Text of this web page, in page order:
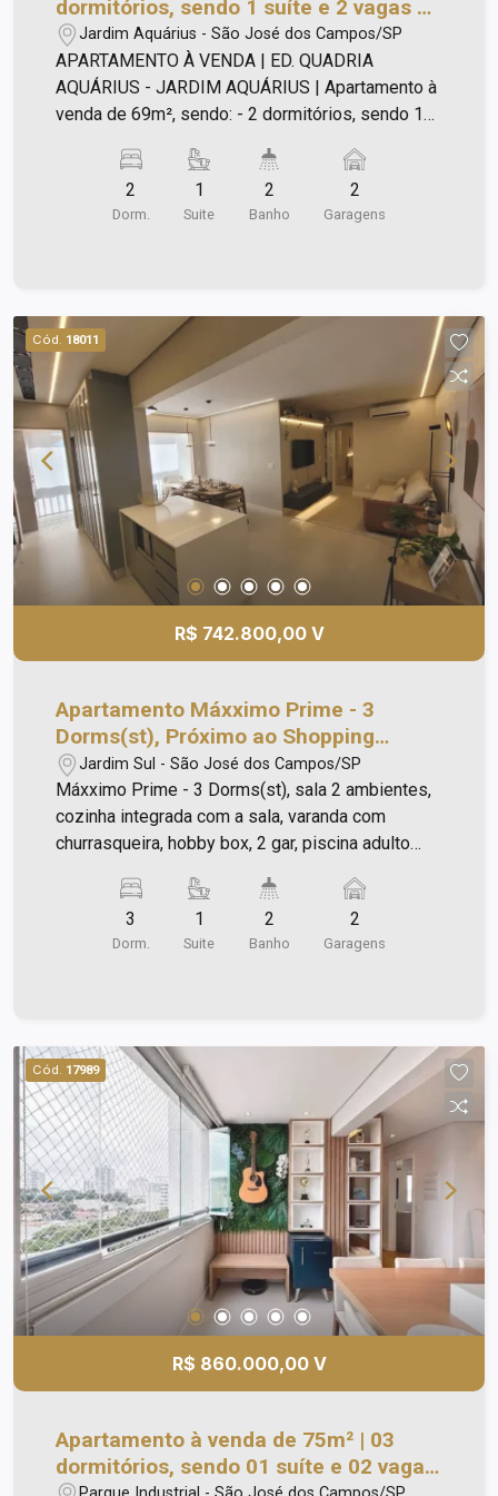
dormitórios, sendo 1 suíte e 2 vagas de
garagem | Edifício Quadria Aquárius-
Jardim Aquárius | São José dos
Campos |
Jardim Aquárius - São José dos Campos/SP
APARTAMENTO À VENDA | ED. QUADRIA
AQUÁRIUS - JARDIM AQUÁRIUS | Apartamento à
venda de 69m², sendo: - 2 dormitórios, sendo 1
cozinha; - 1º andar que equivale ao quinto; -
Condomínio com lazer completíssimo; - Em
frente ao Centro médico Vivalle, próximo ao
2
Dorm.
1
Suite
2
Banho
2
Garagens
Cód. 18011
R$ 742.800,00 V
Apartamento Máxximo Prime - 3
Dorms(st), Próximo ao Shopping
Oriente
Jardim Sul - São José dos Campos/SP
Máxximo Prime - 3 Dorms(st), sala 2 ambientes,
cozinha integrada com a sala, varanda com
churrasqueira, hobby box, 2 gar, piscina adulto
e churrasqueira para os convidados, salão de
festas, espaço gourmet, jogos, ginástica, estúdio
de pod cast, brinquedoteca, pet care, quadra
3
Dorm.
1
Suite
2
Banho
2
Garagens
Cód. 17989
R$ 860.000,00 V
Apartamento à venda de 75m² | 03
dormitórios, sendo 01 suíte e 02 vagas